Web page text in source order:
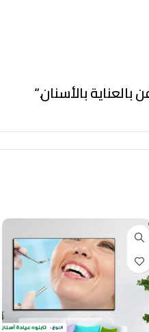
بالأسنان.“